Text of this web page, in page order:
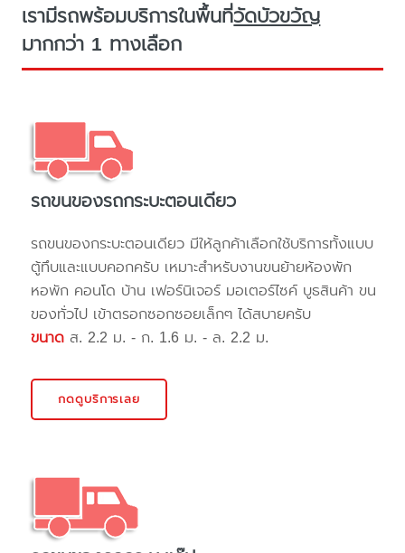
เรามีรถพร้อมบริการในพื้นที่วัดบัวขวัญ
มากกว่า 1 ทางเลือก
รถขนของรถกระบะตอนเดียว
รถขนของกระบะตอนเดียว มีให้ลูกค้าเลือกใช้บริการทั้งแบบ
ตู้ทึบและแบบคอกครับ เหมาะสำหรับงานขนย้ายห้องพัก
หอพัก คอนโด บ้าน เฟอร์นิเจอร์ มอเตอร์ไซค์ บูธสินค้า ขน
ของทั่วไป เข้าตรอกซอกซอยเล็กๆ ได้สบายครับ
ขนาด ส. 2.2 ม. - ก. 1.6 ม. - ล. 2.2 ม.
กดดูบริการเลย